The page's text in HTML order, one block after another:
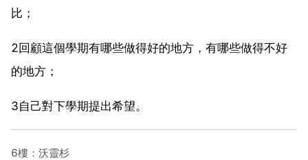
比；
2回顧這個學期有哪些做得好的地方，有哪些做得不好
的地方；
3自己對下學期提出希望。
6樓：沃靈杉